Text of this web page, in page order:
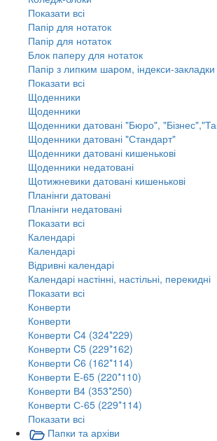
Показати всі
Папір для нотаток
Папір для нотаток
Блок паперу для нотаток
Папір з липким шаром, індекси-закладки
Показати всі
Щоденники
Щоденники
Щоденники датовані "Бюро",
Щоденники датовані "Стандарт"
Щоденники датовані кишенькові
Щоденники недатовані
Щотижневики датовані кишенькові
Планінги датовані
Планінги недатовані
Показати всі
Календарі
Календарі
Відривні календарі
Календарі настінні, настільні, перекидні
Показати всі
Конверти
Конверти
Конверти C4 (324*229)
Конверти C5 (229*162)
Конверти C6 (162*114)
Конверти E-65 (220*110)
Конверти В4 (353*250)
Конверти С-65 (229*114)
Показати всі
Папки та архіви